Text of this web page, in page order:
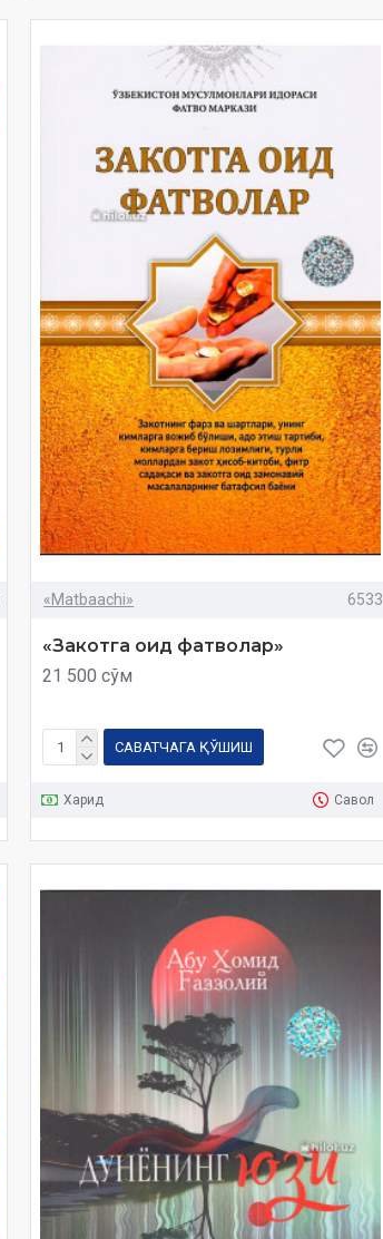
«Matbaachi» 6533
«Закотга оид фатволар»
21 500 сўм
САВАТЧАГА ҚЎШИШ
Харид Савол